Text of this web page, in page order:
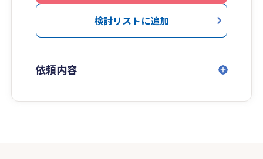
検討リストに追加
依頼内容